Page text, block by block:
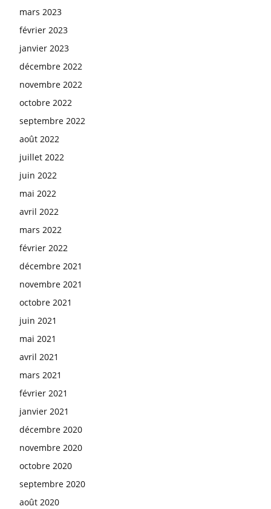
mars 2023
février 2023
janvier 2023
décembre 2022
novembre 2022
octobre 2022
septembre 2022
août 2022
juillet 2022
juin 2022
mai 2022
avril 2022
mars 2022
février 2022
décembre 2021
novembre 2021
octobre 2021
juin 2021
mai 2021
avril 2021
mars 2021
février 2021
janvier 2021
décembre 2020
novembre 2020
octobre 2020
septembre 2020
août 2020